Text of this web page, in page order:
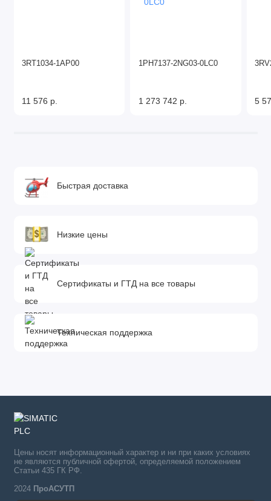
3RT1034-1AP00
11 576 р.
1PH7137-2NG03-0LC0
1 273 742 р. 5
Быстрая доставка
Низкие цены
Сертификаты и ГТД на все товары
Техническая поддержка
Цены носят информационный характер и ни при каких условиях
не являются публичной офертой, определяемой положением
Статьи 435 ГК РФ.
2024 ПроАСУТП